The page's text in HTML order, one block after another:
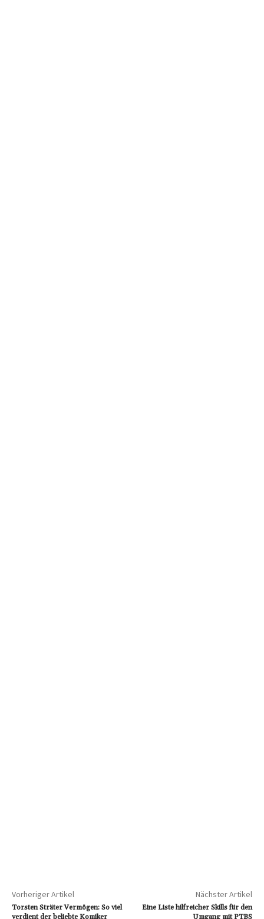
Vorheriger Artikel
Torsten Sträter Vermögen: So viel
verdient der beliebte Komiker
Nächster Artikel
Eine Liste hilfreicher Skills für den
Umgang mit PTBS